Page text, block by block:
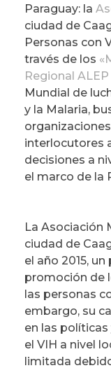
Paraguay: la
ciudad de
Personas con
través de los
Regional ALEP
Mundial de
y la Malaria,
interlocutores
decisiones a
el marco de la
La Asociación
ciudad de
el año 2015,
promoción de
las personas
embargo, su
en las
el VIH a nivel
limitada